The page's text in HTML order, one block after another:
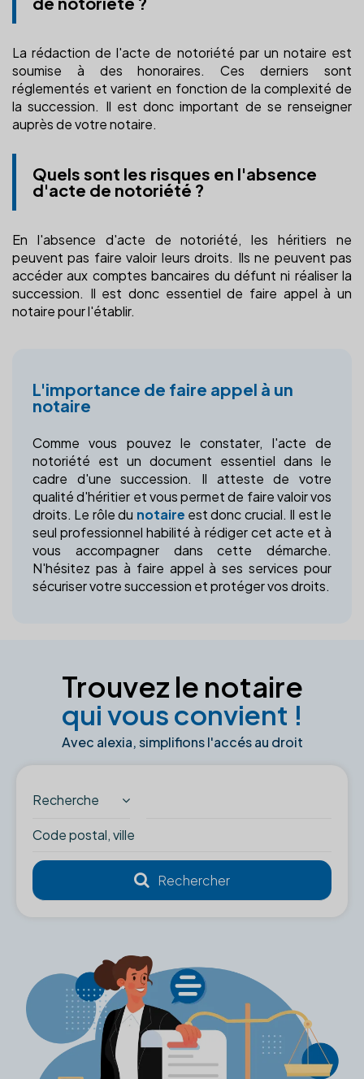
La rédaction de l'acte de notoriété par un notaire est
soumise à des honoraires. Ces derniers sont
réglementés et varient en fonction de la complexité de
la succession. Il est donc important de se renseigner
auprès de votre notaire.
Quels sont les risques en l'absence
d'acte de notoriété ?
En l'absence d'acte de notoriété, les héritiers ne
peuvent pas faire valoir leurs droits. Ils ne peuvent pas
accéder aux comptes bancaires du défunt ni réaliser la
succession. Il est donc essentiel de faire appel à un
notaire pour l'établir.
L'importance de faire appel à un
notaire
Comme vous pouvez le constater, l'acte de
notoriété est un document essentiel dans le
cadre d'une succession. Il atteste de votre
qualité d'héritier et vous permet de faire valoir vos
droits. Le rôle du notaire est donc crucial. Il est le
seul professionnel habilité à rédiger cet acte et à
vous accompagner dans cette démarche.
N'hésitez pas à faire appel à ses services pour
sécuriser votre succession et protéger vos droits.
Trouvez le notaire
qui vous convient !
Avec alexia, simplifions l'accés au droit
Recherche